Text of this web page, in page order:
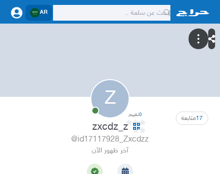
AR
Z
17متابعة 0تقييم
zxcdz_z
@id17117928_Zxcdzz
آخر ظهور الآن